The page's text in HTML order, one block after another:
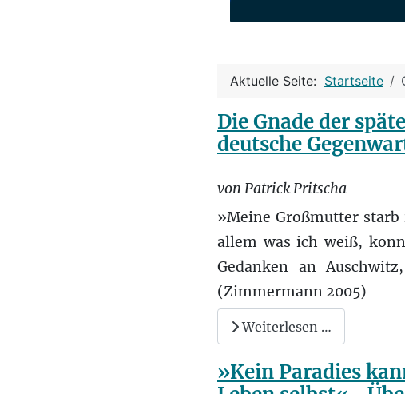
Aktuelle Seite: Startseite
Die Gnade der
deutsche
von Patrick Pritscha
»Meine Großmutter starb
allem was ich weiß,
Gedanken an
(Zimmermann 2005)
Weiterlesen …
»Kein Paradies